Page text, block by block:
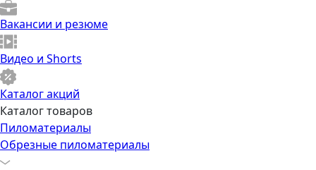
Вакансии и резюме
Видео и Shorts
Каталог акций
Каталог товаров
Пиломатериалы
Обрезные пиломатериалы